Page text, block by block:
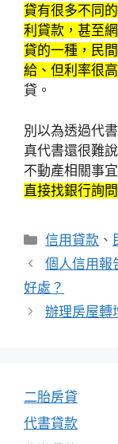
貸有很多不同
利貸款，甚至
貸的一種，民
給、但利率很高
貸。
別以為透過代
真代書還很難
不動產相關事
直接找銀行詢
分
類
信用貸款 、
個人信用報
好處？
辦理房屋轉
二胎房貸
代書貸款